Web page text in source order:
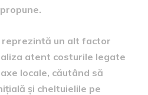
un alt factor
atent costurile legate
locale, căutând să
și cheltuielile pe